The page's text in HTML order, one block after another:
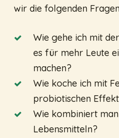
wir die folgenden
Wie gehe ich mit
es für mehr Leute
machen?
Wie koche ich mit
probiotischen
Wie kombiniert
Lebensmitteln?